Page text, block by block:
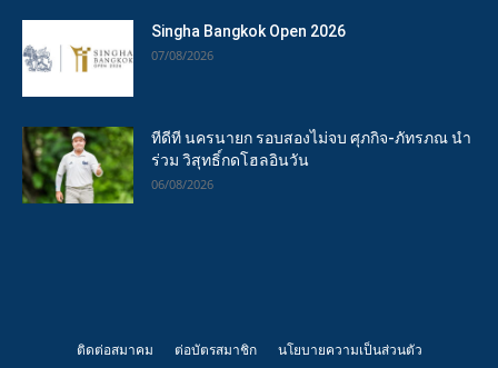
Singha Bangkok Open 2026
07/08/2026
ทีดีที นครนายก รอบสองไม่จบ ศุภกิจ-ภัทรภณ นำ
ร่วม วิสุทธิ์กดโฮลอินวัน
06/08/2026
ติดต่อสมาคม ต่อบัตรสมาชิก นโยบายความเป็นส่วนตัว